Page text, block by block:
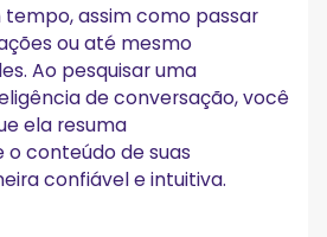
tempo, assim como passar
ou até mesmo
Ao pesquisar uma
de conversação, você
ela resuma
conteúdo de suas
confiável e intuitiva.